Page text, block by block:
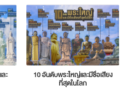
ะ
10 อันดับพระใหญ่และมีชื่อเสียง
ที่สุดในโลก